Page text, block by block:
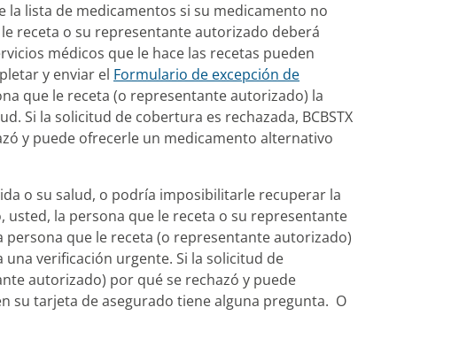
lista de medicamentos si su medicamento no
receta o su representante autorizado​​​​​​​ deberá
médicos que le hace las recetas pueden
y enviar el Formulario de excepción de
que le receta (o representante autorizado) la
Si la solicitud de cobertura es rechazada, BCBSTX​​​​​​​
y puede ofrecerle un medicamento alternativo
o su salud, o podría imposibilitarle recuperar la
la persona que le receta o su representante
que le receta (o representante autorizado)
verificación urgente. Si la solicitud de
autorizado) por qué se rechazó y puede
su tarjeta de asegurado tiene alguna pregunta. O